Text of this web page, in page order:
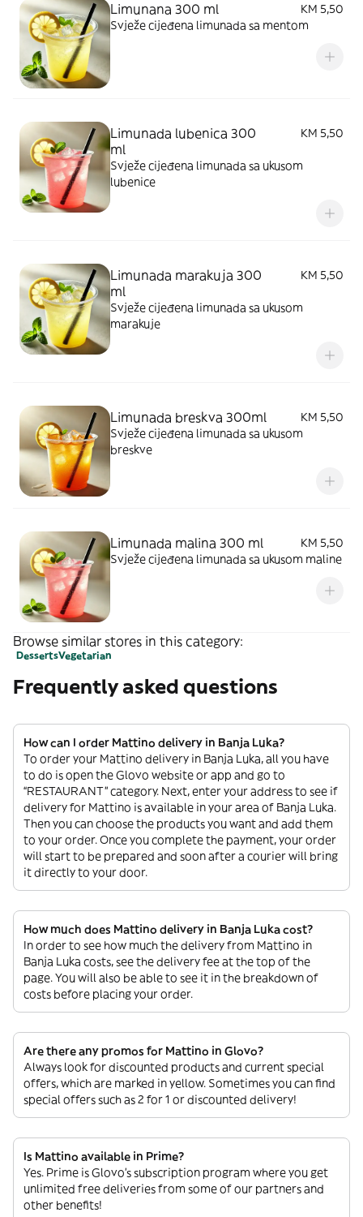
Limunana 300 ml
KM 5,50
Svježe cijeđena limunada sa mentom
Limunada lubenica 300
ml
KM 5,50
Svježe cijeđena limunada sa ukusom
lubenice
Limunada marakuja 300
ml
KM 5,50
Svježe cijeđena limunada sa ukusom
marakuje
Limunada breskva 300ml
KM 5,50
Svježe cijeđena limunada sa ukusom
breskve
Limunada malina 300 ml
KM 5,50
Svježe cijeđena limunada sa ukusom maline
Browse similar stores in this category:
DessertsVegetarian
Frequently asked questions
How can I order Mattino delivery in Banja Luka?
To order your Mattino delivery in Banja Luka, all you have
to do is open the Glovo website or app and go to
“RESTAURANT” category. Next, enter your address to see if
delivery for Mattino is available in your area of Banja Luka.
Then you can choose the products you want and add them
to your order. Once you complete the payment, your order
will start to be prepared and soon after a courier will bring
it directly to your door.
How much does Mattino delivery in Banja Luka cost?
In order to see how much the delivery from Mattino in
Banja Luka costs, see the delivery fee at the top of the
page. You will also be able to see it in the breakdown of
costs before placing your order.
Are there any promos for Mattino in Glovo?
Always look for discounted products and current special
offers, which are marked in yellow. Sometimes you can find
special offers such as 2 for 1 or discounted delivery!
Is Mattino available in Prime?
Yes. Prime is Glovo’s subscription program where you get
unlimited free deliveries from some of our partners and
other benefits!